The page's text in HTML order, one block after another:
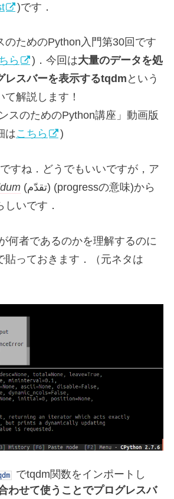
)です．
のためのPython入門第30回です
ら )．今回は大量のデータを処
レスバーを表示するtqdm という
解説します！
スのためのPython講座」動画版
はこちら )
すね．どうでもいいですが，ア
(تقدّم) (progressの意味)から
いです．
何者であるのかを理解するのに
貼っておきます．（元ネタは
でtqdm関数をインポートし
わせて使うことでプログレスバ